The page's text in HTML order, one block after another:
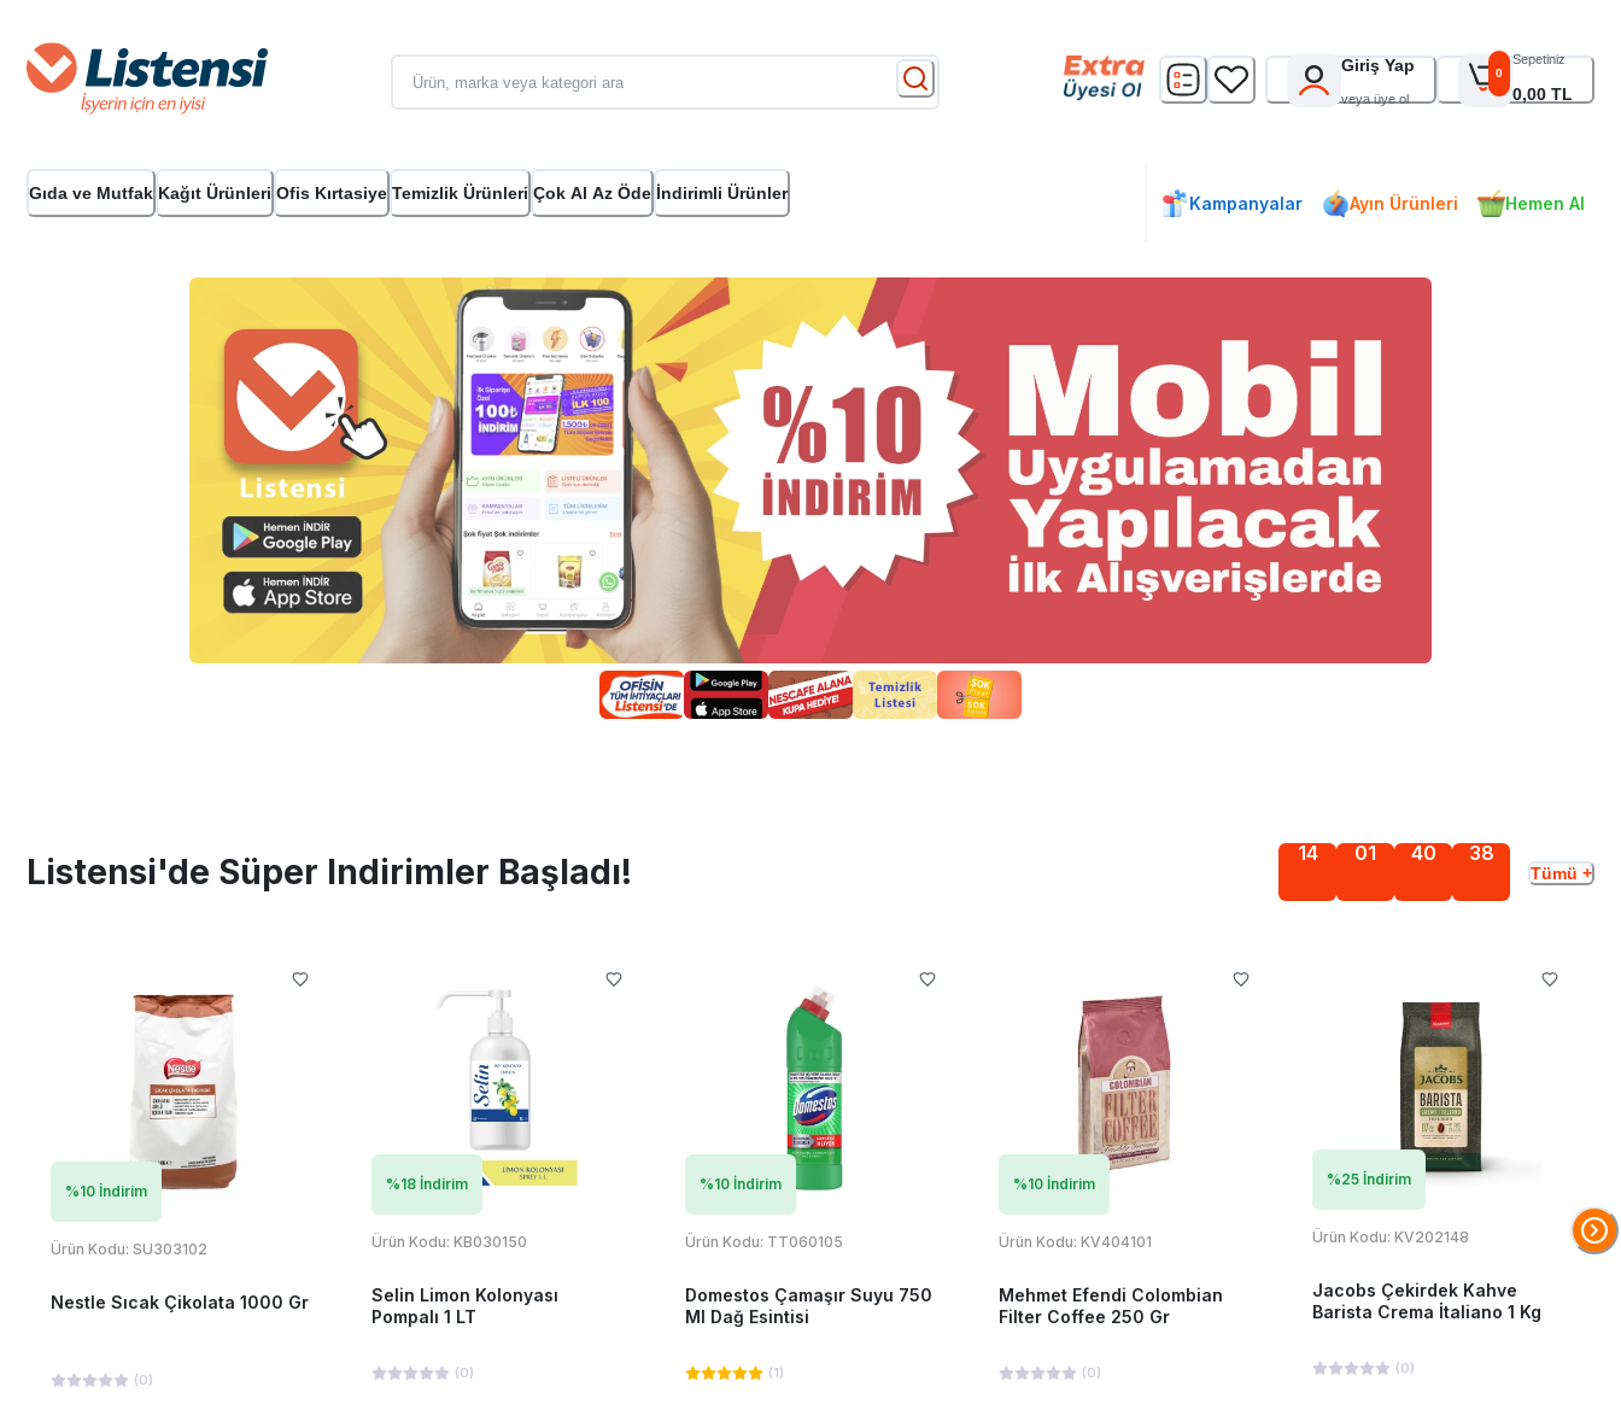
Giriş Yap
veya üye ol
0
Sepetiniz
0,00 TL
Gıda ve Mutfak Kağıt Ürünleri Ofis Kırtasiye Temizlik Ürünleri Çok Al Az Öde İndirimli Ürünler Kampanyalar Ayın Ürünleri Hemen Al
Listensi'de Süper Indirimler Başladı! 14
Gün
01
Saat
40
Dakika
37
Saniye
Tümü +
%10 İndirim
Ürün Kodu: SU303102
Nestle Sıcak Çikolata 1000 Gr
(0)
%18 İndirim
Ürün Kodu: KB030150
Selin Limon Kolonyası
Pompalı 1 LT
(0)
%10 İndirim
Ürün Kodu: TT060105
Domestos Çamaşır Suyu 750
Ml Dağ Esintisi
(1)
%10 İndirim
Ürün Kodu: KV404101
Mehmet Efendi Colombian
Filter Coffee 250 Gr
(0)
%25 İndirim
Ürün Kodu: KV202148
Jacobs Çekirdek Kahve
Barista Crema İtaliano 1 Kg
(0)